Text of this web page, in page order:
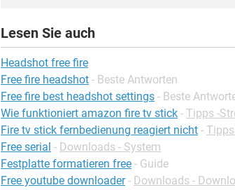
Lesen Sie auch
Headshot free fire
Free fire headshot - Beste Antworten
Free fire best headshot settings - Beste
Wie funktioniert amazon fire tv stick - Tipps -
Fire tv stick fernbedienung reagiert nicht -
Free serial - Downloads - System
Festplatte formatieren free - Guide
Free youtube downloader - Downloads -